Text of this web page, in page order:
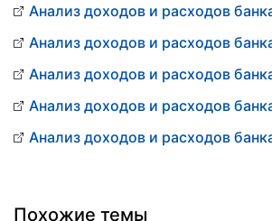
Анализ доходов и расходов
Анализ доходов и расходов
Анализ доходов и расходов
Анализ доходов и расходов
Анализ доходов и расходов
Похожие темы